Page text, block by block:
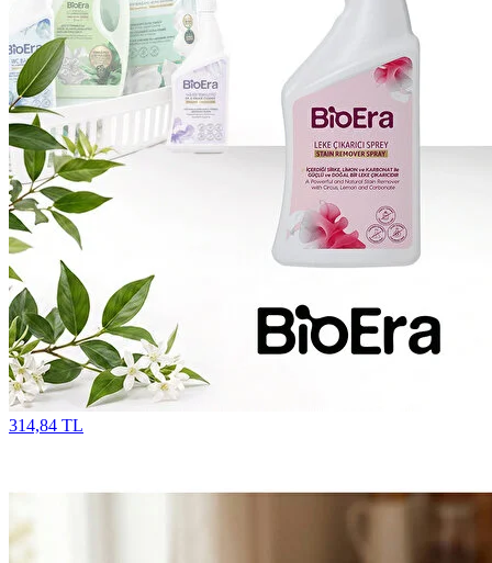
314,84 TL